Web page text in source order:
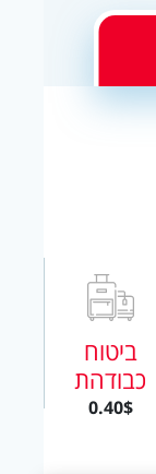
ביטוח
כבודהת
0.40$